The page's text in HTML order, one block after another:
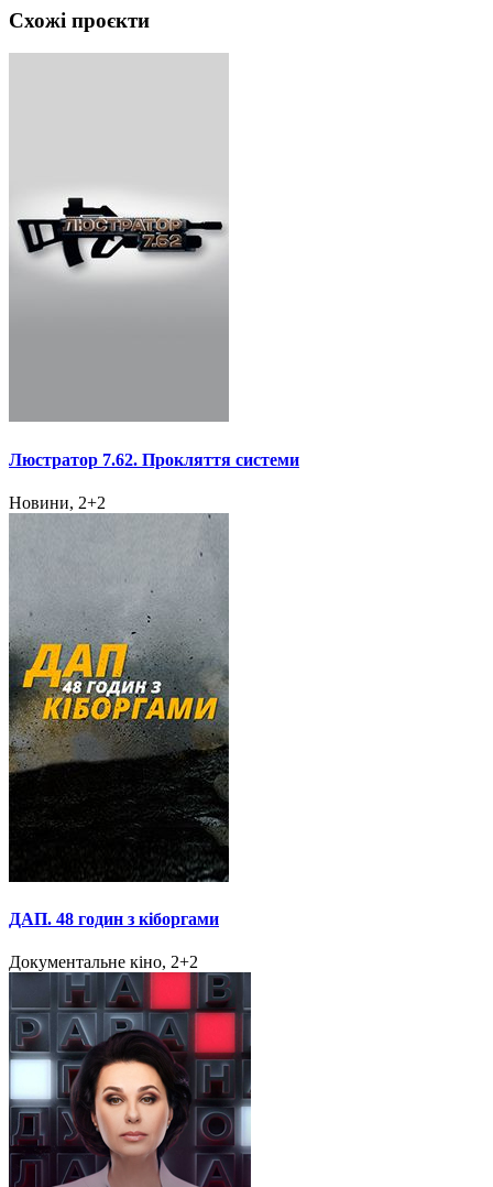
Схожі проєкти
Люстратор 7.62. Прокляття системи
Новини, 2+2
ДАП. 48 годин з кіборгами
Документальне кіно, 2+2